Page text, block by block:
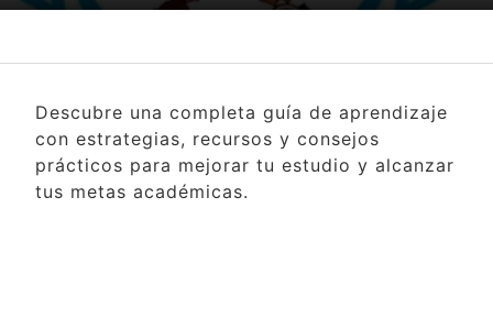
Descubre una completa guía de aprendizaje
con estrategias, recursos y consejos
prácticos para mejorar tu estudio y alcanzar
tus metas académicas.